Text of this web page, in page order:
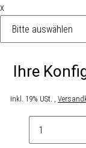
x
Ihre
inkl. 19% USt. ,